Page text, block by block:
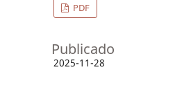
PDF
Publicado
2025-11-28